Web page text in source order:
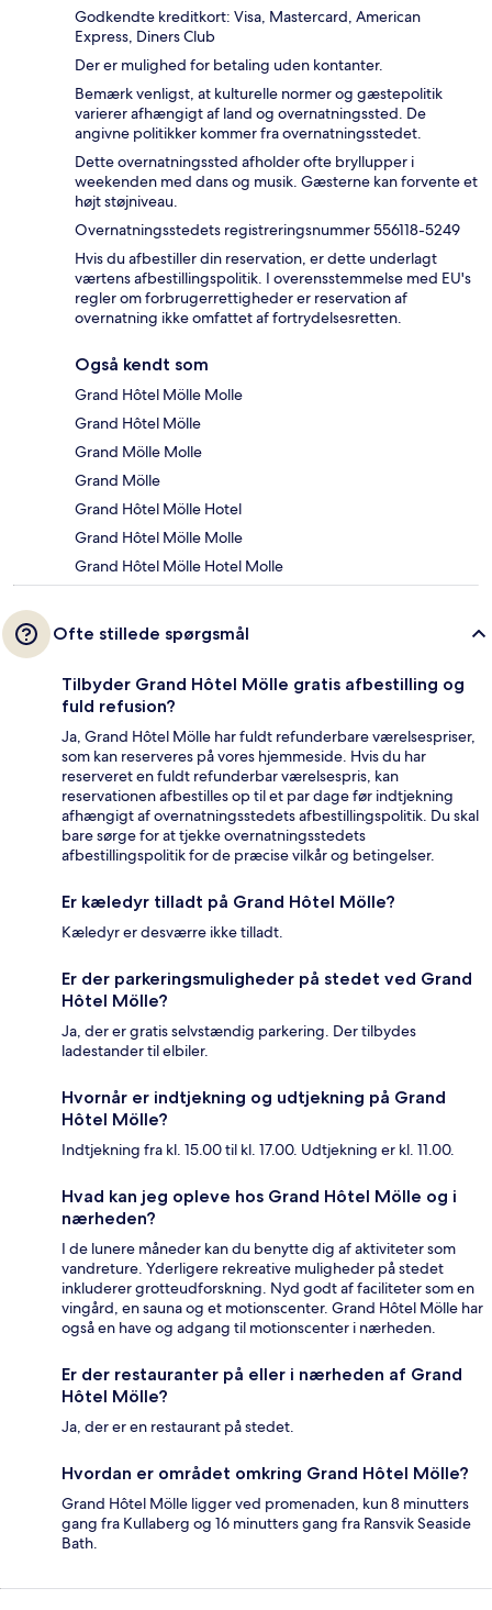
Godkendte kreditkort: Visa, Mastercard, American
Express, Diners Club
Der er mulighed for betaling uden kontanter.
Bemærk venligst, at kulturelle normer og gæstepolitik
varierer afhængigt af land og overnatningssted. De
angivne politikker kommer fra overnatningsstedet.
Dette overnatningssted afholder ofte bryllupper i
weekenden med dans og musik. Gæsterne kan forvente et
højt støjniveau.
Overnatningsstedets registreringsnummer 556118-5249
Hvis du afbestiller din reservation, er dette underlagt
værtens afbestillingspolitik. I overensstemmelse med EU's
regler om forbrugerrettigheder er reservation af
overnatning ikke omfattet af fortrydelsesretten.
Også kendt som
Grand Hôtel Mölle Molle
Grand Hôtel Mölle
Grand Mölle Molle
Grand Mölle
Grand Hôtel Mölle Hotel
Grand Hôtel Mölle Molle
Grand Hôtel Mölle Hotel Molle
Ofte stillede spørgsmål
Tilbyder Grand Hôtel Mölle gratis afbestilling og
fuld refusion?
Ja, Grand Hôtel Mölle har fuldt refunderbare værelsespriser,
som kan reserveres på vores hjemmeside. Hvis du har
reserveret en fuldt refunderbar værelsespris, kan
reservationen afbestilles op til et par dage før indtjekning
afhængigt af overnatningsstedets afbestillingspolitik. Du skal
bare sørge for at tjekke overnatningsstedets
afbestillingspolitik for de præcise vilkår og betingelser.
Er kæledyr tilladt på Grand Hôtel Mölle?
Kæledyr er desværre ikke tilladt.
Er der parkeringsmuligheder på stedet ved Grand
Hôtel Mölle?
Ja, der er gratis selvstændig parkering. Der tilbydes
ladestander til elbiler.
Hvornår er indtjekning og udtjekning på Grand
Hôtel Mölle?
Indtjekning fra kl. 15.00 til kl. 17.00. Udtjekning er kl. 11.00.
Hvad kan jeg opleve hos Grand Hôtel Mölle og i
nærheden?
I de lunere måneder kan du benytte dig af aktiviteter som
vandreture. Yderligere rekreative muligheder på stedet
inkluderer grotteudforskning. Nyd godt af faciliteter som en
vingård, en sauna og et motionscenter. Grand Hôtel Mölle har
også en have og adgang til motionscenter i nærheden.
Er der restauranter på eller i nærheden af Grand
Hôtel Mölle?
Ja, der er en restaurant på stedet.
Hvordan er området omkring Grand Hôtel Mölle?
Grand Hôtel Mölle ligger ved promenaden, kun 8 minutters
gang fra Kullaberg og 16 minutters gang fra Ransvik Seaside
Bath.